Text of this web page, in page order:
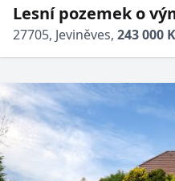
Lesní pozemek o
1/1, katastrální
Jeviněves, obec s roz
27705, Jeviněves, 243 000